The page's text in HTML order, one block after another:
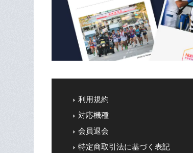
利用規約
対応機種
会員退会
特定商取引法に基づく表記